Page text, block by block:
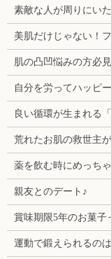
素敵な人が周りにい
美肌だけじゃない！
肌の凸凹悩みの方必見
自分を労ってハッピ
良い循環が生まれる
荒れたお肌の救世主
薬を飲む時にめっち
親友とのデート♪
賞味期限5年のお菓子
運動で鍛えられるの